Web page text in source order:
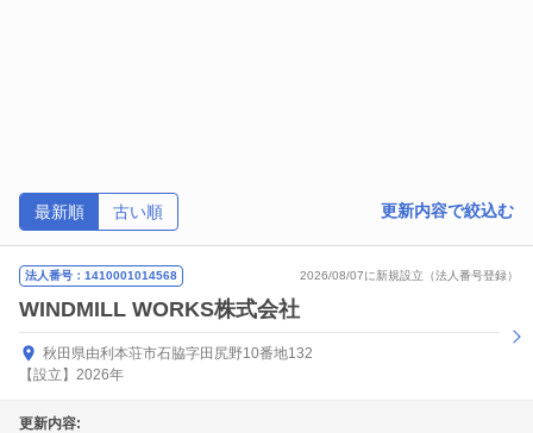
最新順 古い順 更新内容で絞込む
法人番号：1410001014568 2026/08/07に新規設立（法人番号登録）
WINDMILL WORKS株式会社
秋田県由利本荘市石脇字田尻野10番地132
【設立】2026年
更新内容: